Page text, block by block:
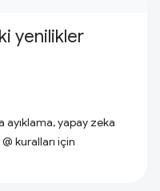
yenilikler
ayıklama, yapay zeka
kuralları için